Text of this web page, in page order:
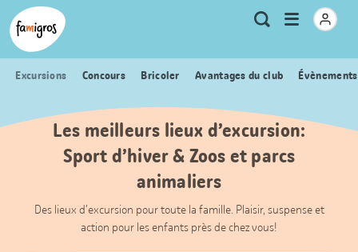
Signets
de
navigation
Header
Logo Métanavigation
RechercheOuvrir
Excursions Concours Bricoler Avantages du club
Les meilleurs lieux d’excursion:
Sport d’hiver & Zoos et parcs
animaliers
Des lieux d’excursion pour toute la famille. Plaisir, suspense et
action pour les enfants près de chez vous!